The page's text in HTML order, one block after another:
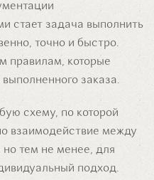
стает задача выполнить
точно и быстро.
правилам, которые
заказа.
схему, по которой
взаимодействие между
но тем не менее, для
подход.